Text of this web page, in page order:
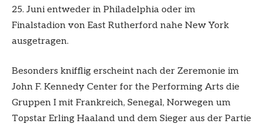
25. Juni entweder in Philadelphia oder im
Finalstadion von East Rutherford nahe New York
ausgetragen.
Besonders knifflig erscheint nach der Zeremonie im
John F. Kennedy Center for the Performing Arts die
Gruppen I mit Frankreich, Senegal, Norwegen um
Topstar Erling Haaland und dem Sieger aus der Partie